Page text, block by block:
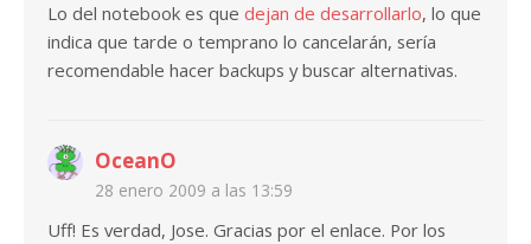
Lo del notebook es que dejan de desarrollarlo, lo que
indica que tarde o temprano lo cancelarán, sería
recomendable hacer backups y buscar alternativas.
OceanO
28 enero 2009 a las 13:59
Uff! Es verdad, Jose. Gracias por el enlace. Por los